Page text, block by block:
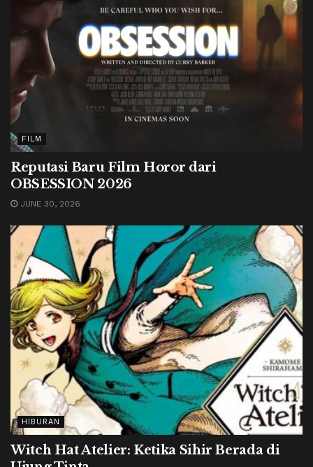
FILM
Reputasi Baru Film Horor dari
OBSESSION 2026
JUNE 30, 2026
HIBURAN
Witch Hat Atelier: Ketika Sihir Berada di